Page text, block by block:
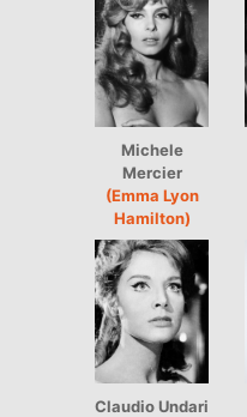
Michele
Mercier
(Emma Lyon
Hamilton)
Claudio Undari